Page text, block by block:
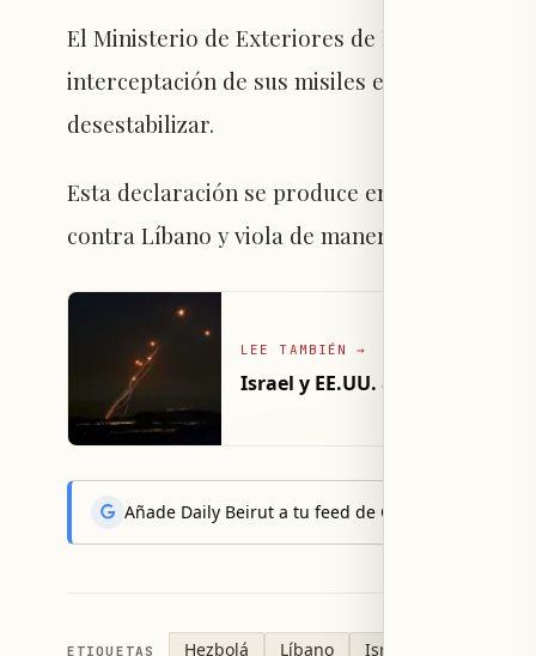
El Ministerio de Exteriores de Israel afirmó
interceptación de sus misiles evidencian la
desestabilizar.
Esta declaración se produce en un momento
contra Líbano y viola de manera constante el
LEE TAMBIÉN →
Israel y EE.UU. avanzan en el
Añade Daily Beirut a tu feed de Google News y
ETIQUETAS Hezbolá Líbano Israel